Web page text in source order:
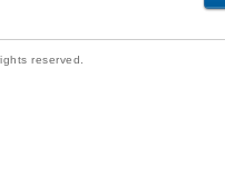
reserved.